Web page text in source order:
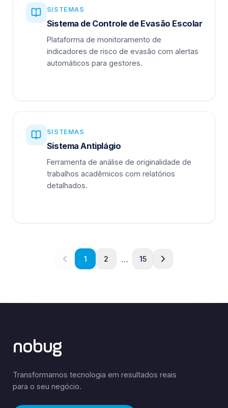
SISTEMAS
Sistema de Controle de Evasão Escolar
Plataforma de monitoramento de
indicadores de risco de evasão com alertas
automáticos para gestores.
SISTEMAS
Sistema Antiplágio
Ferramenta de análise de originalidade de
trabalhos acadêmicos com relatórios
detalhados.
1 2 … 15
nobug
Transformamos tecnologia em resultados reais
para o seu negócio.